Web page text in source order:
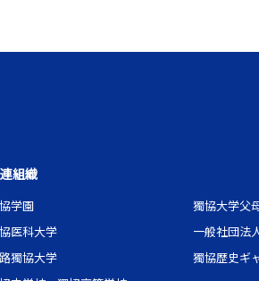
組織
学園
医科大学
獨協大学
獨協大学父
一般社団法
獨協歴史ギ